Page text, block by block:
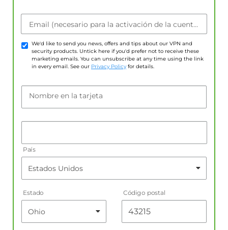
Email (necesario para la activación de la cuenta)
We'd like to send you news, offers and tips about our VPN and
security products. Untick here if you'd prefer not to receive these
marketing emails. You can unsubscribe at any time using the link
in every email. See our Privacy Policy for details.
Nombre en la tarjeta
País
Estado Código postal